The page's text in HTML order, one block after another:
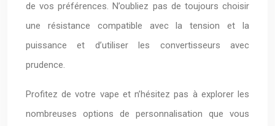
de vos préférences. N’oubliez pas de toujours choisir
une résistance compatible avec la tension et la
puissance et d’utiliser les convertisseurs avec
prudence.
Profitez de votre vape et n’hésitez pas à explorer les
nombreuses options de personnalisation que vous